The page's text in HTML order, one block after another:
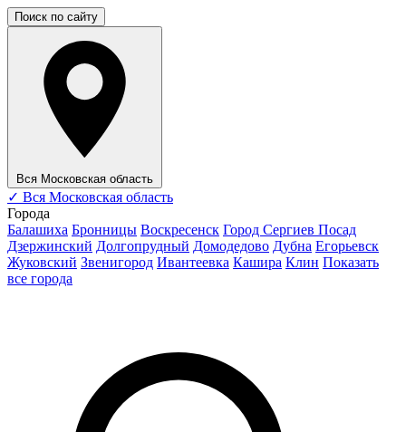
Поиск по сайту
Вся Московская область
✓ Вся Московская область
Города
Балашиха Бронницы Воскресенск Город Сергиев Посад
Дзержинский Долгопрудный Домодедово Дубна Егорьевск
Жуковский Звенигород Ивантеевка Кашира Клин Показать
все города